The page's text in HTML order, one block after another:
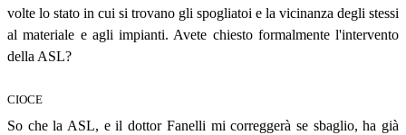
volte lo stato in cui si trovano gli spogliatoi e la vicinanza degli stessi
al materiale e agli impianti. Avete chiesto formalmente l'intervento
della ASL?
CIOCE
So che la ASL, e il dottor Fanelli mi correggerà se sbaglio, ha già